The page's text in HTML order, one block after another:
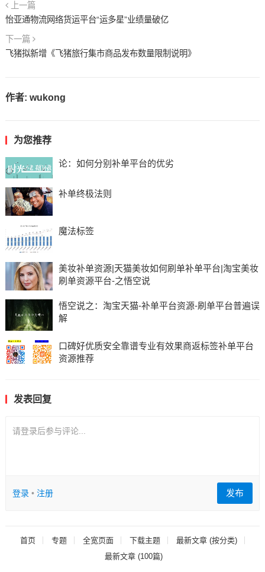
上一篇
怡亚通物流网络货运平台“运多星”业绩量破亿
下一篇
飞猪拟新增《飞猪旅行集市商品发布数量限制说明》
作者: wukong
为您推荐
论：如何分别补单平台的优劣
补单终极法则
魔法标签
美妆补单资源|天猫美妆如何刷单补单平台|淘宝美妆
刷单资源平台-之悟空说
悟空说之：淘宝天猫-补单平台资源-刷单平台普遍误
解
口碑好优质安全靠谱专业有效果商返标签补单平台
资源推荐
发表回复
请登录后参与评论...
登录• 注册 发布
首页 专题 全宽页面 下载主题
最新文章 (按分类)
最新文章 (100篇)